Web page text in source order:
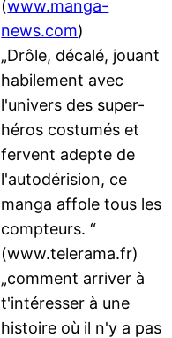
(www.manga-
news.com)
„Drôle, décalé, jouant
habilement avec
l'univers des super-
héros costumés et
fervent adepte de
l'autodérision, ce
manga affole tous les
compteurs. “
(www.telerama.fr)
„comment arriver à
t'intéresser à une
histoire où il n'y a pas